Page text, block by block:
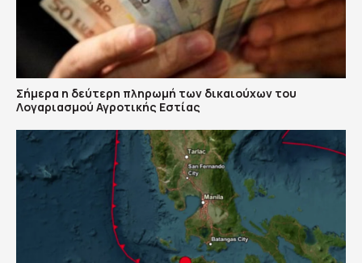
Σήμερα η δεύτερη πληρωμή των δικαιούχων του
Λογαριασμού Αγροτικής Εστίας